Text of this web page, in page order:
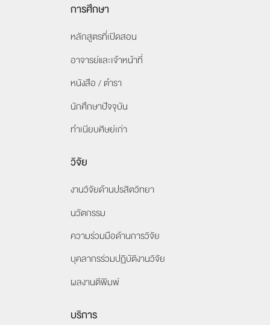
การศึกษา
หลักสูตรที่เปิดสอน
อาจารย์และเจ้าหน้าที่
หนังสือ / ตำรา
นักศึกษาปัจจุบัน
ทำเนียบศิษย์เก่า
วิจัย
งานวิจัยด้านปรสิตวิทยา
นวัตกรรม
ความร่วมมือด้านการวิจัย
บุคลากรร่วมปฏิบัติงานวิจัย
ผลงานตีพิมพ์
บริการ